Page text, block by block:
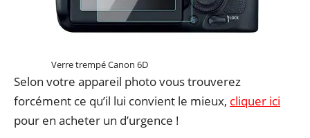
Verre trempé Canon 6D
Selon votre appareil photo vous trouverez
forcément ce qu’il lui convient le mieux, cliquer ici
pour en acheter un d’urgence !